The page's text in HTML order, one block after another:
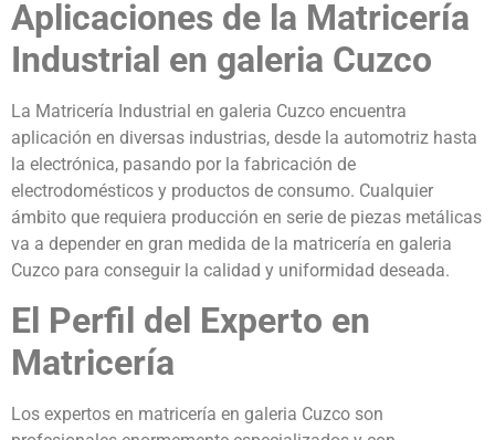
Aplicaciones de la Matricería
Industrial en galeria Cuzco
La Matricería Industrial en galeria Cuzco encuentra
aplicación en diversas industrias, desde la automotriz hasta
la electrónica, pasando por la fabricación de
electrodomésticos y productos de consumo. Cualquier
ámbito que requiera producción en serie de piezas metálicas
va a depender en gran medida de la matricería en galeria
Cuzco para conseguir la calidad y uniformidad deseada.
El Perfil del Experto en
Matricería
Los expertos en matricería en galeria Cuzco son